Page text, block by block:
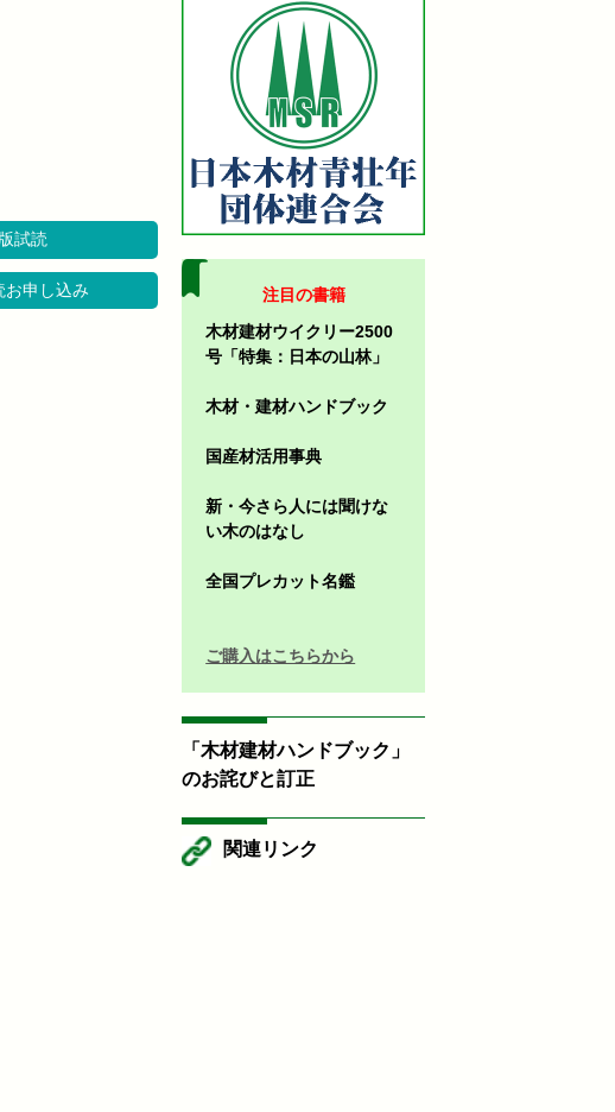
試読
お申し込み
注目の書籍
木材建材ウイクリー2500
号「特集：日本の山林」
木材・建材ハンドブック
国産材活用事典
新・今さら人には聞けな
い木のはなし
全国プレカット名鑑
ご購入はこちらから
「木材建材ハンドブック」
のお詫びと訂正
関連リンク